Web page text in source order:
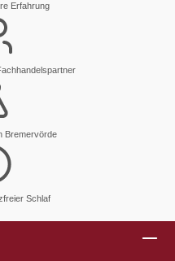
Erfahrung
Bremervörde
Schlaf